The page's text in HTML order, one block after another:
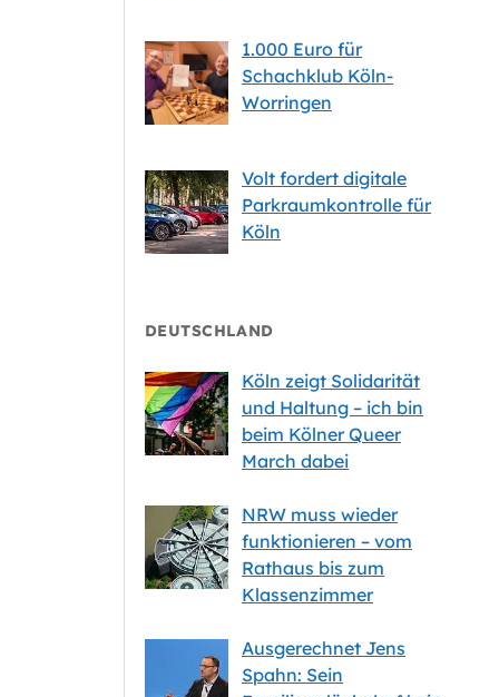
1.000 Euro für
Schachklub Köln-
Worringen
Volt fordert digitale
Parkraumkontrolle für
Köln
DEUTSCHLAND
Köln zeigt Solidarität
und Haltung – ich bin
beim Kölner Queer
March dabei
NRW muss wieder
funktionieren – vom
Rathaus bis zum
Klassenzimmer
Ausgerechnet Jens
Spahn: Sein